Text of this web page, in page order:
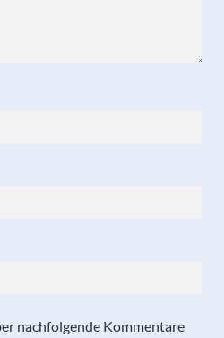
nachfolgende Kommentare